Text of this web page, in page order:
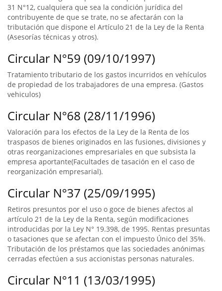
31 N°12, cualquiera que sea la condición jurídica del
contribuyente de que se trate, no se afectarán con la
tributación que dispone el Artículo 21 de la Ley de la Renta
(Asesorías técnicas y otros).
Circular N°59 (09/10/1997)
Tratamiento tributario de los gastos incurridos en vehículos
de propiedad de los trabajadores de una empresa. (Gastos
vehiculos)
Circular N°68 (28/11/1996)
Valoración para los efectos de la Ley de la Renta de los
traspasos de bienes originados en las fusiones, divisiones y
otras reorganizaciones empresariales en que subsista la
empresa aportante(Facultades de tasación en el caso de
reorganización empresarial).
Circular N°37 (25/09/1995)
Retiros presuntos por el uso o goce de bienes afectos al
artículo 21 de la Ley de la Renta, según modificaciones
introducidas por la Ley N° 19.398, de 1995. Rentas presuntas
o tasaciones que se afectan con el impuesto Único del 35%.
Tributación de los préstamos que las sociedades anónimas
cerradas efectúen a sus accionistas personas naturales.
Circular N°11 (13/03/1995)